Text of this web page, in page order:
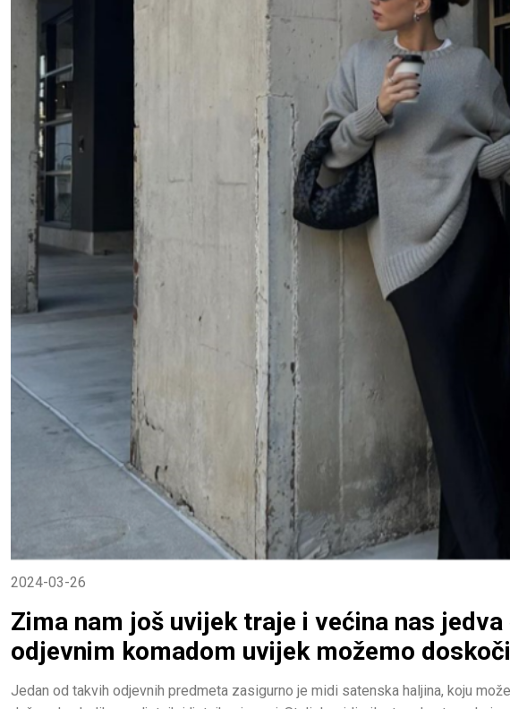
2024-03-26
Zima nam još uvijek traje i većina nas
odjevnim komadom uvijek možemo
Jedan od takvih odjevnih predmeta zasigurno je midi satenska haljina, koju